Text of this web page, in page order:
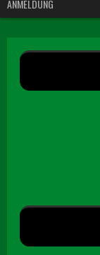
ANMELDUNG